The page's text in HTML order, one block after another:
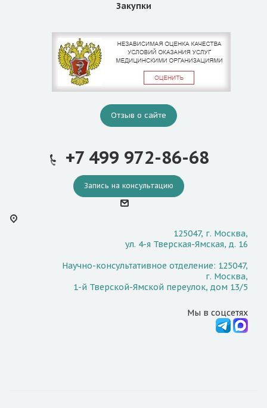
Закупки
Отзыв о сайте
+7 499 972-86-68
Запись на консультацию
125047, г. Москва,
ул. 4-я Тверская-Ямская, д. 16
Научно-консультативное отделение: 125047,
г. Москва,
1-й Тверской-Ямской переулок, дом 13/5
Мы в соцсетях